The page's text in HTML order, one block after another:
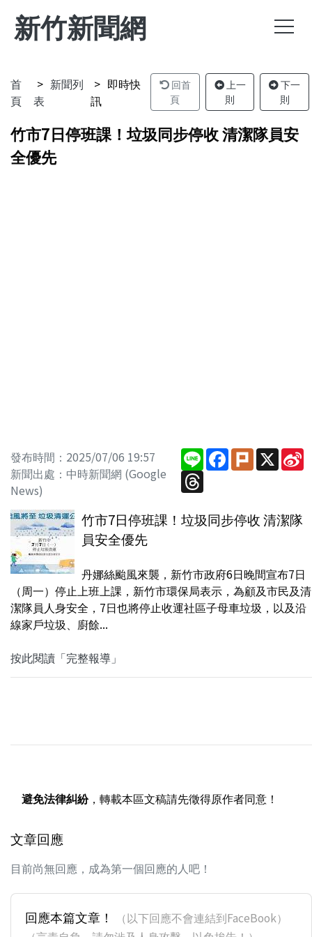
新竹新聞網
首
頁
新聞列
表
即時快
訊
回首
頁
上一
則
下一
則
竹市7日停班課！垃圾同步停收 清潔隊員安
全優先
發布時間：2025/07/06 19:57
新聞出處：中時新聞網 (Google
News)
LineFacebook
PlurkX
Threads
竹市7日停班課！垃圾同步停收 清潔隊
員安全優先
丹娜絲颱風來襲，新竹市政府6日晚間宣布7日
（周一）停止上班上課，新竹市環保局表示，為顧及市民及清
潔隊員人身安全，7日也將停止收運社區子母車垃圾，以及沿
線家戶垃圾、廚餘...
按此閱讀「完整報導」
避免法律糾紛，轉載本區文稿請先徵得原作者同意！
文章回應
目前尚無回應，成為第一個回應的人吧！
回應本篇文章！
（以下回應不會連結到FaceBook）